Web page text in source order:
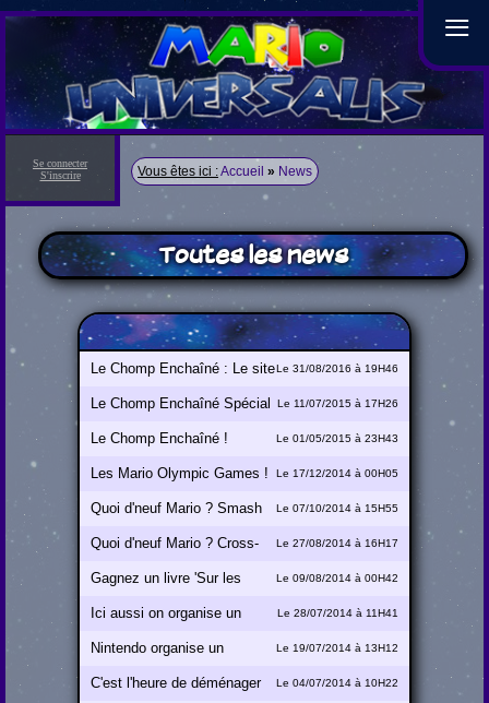
≡
Se connecter
S'inscrire
Vous êtes ici :Accueil » News
Toutes les news
Le 31/08/2016 à 19H46
Le Chomp Enchaîné : Le site
officiel ! Le 11/07/2015 à 17H26
Le Chomp Enchaîné Spécial
E3 Le 01/05/2015 à 23H43
Le Chomp Enchaîné !
Le 17/12/2014 à 00H05
Les Mario Olympic Games !
Le 07/10/2014 à 15H55
Quoi d'neuf Mario ? Smash
Bros., fonds d'écran et Toad Le 27/08/2014 à 16H17
Quoi d'neuf Mario ? Cross-
over Mario Kart of Doom Le 09/08/2014 à 00H42
Gagnez un livre 'Sur les
traces de Miyamoto' ! Le 28/07/2014 à 11H41
Ici aussi on organise un
concours MK8 ! Le 19/07/2014 à 13H12
Nintendo organise un
concours MK8 Le 04/07/2014 à 10H22
C'est l'heure de déménager